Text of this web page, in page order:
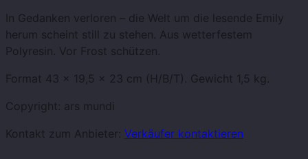
In Gedanken verloren – die Welt um die lesende Emily
herum scheint still zu stehen. Aus wetterfestem
Polyresin. Vor Frost schützen.
Format 43 x 19,5 x 23 cm (H/B/T). Gewicht 1,5 kg.
Copyright: ars mundi
Kontakt zum Anbieter: Verkäufer kontaktieren